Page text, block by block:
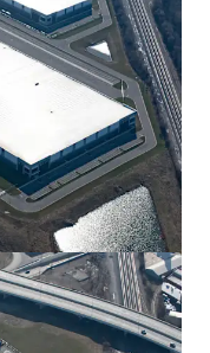
Ver más